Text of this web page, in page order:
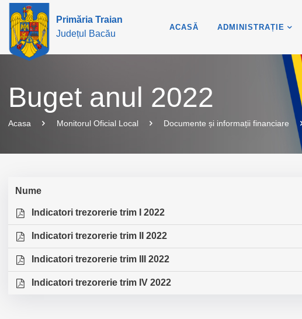
Primăria Traian
Județul Bacău
ACASĂ ADMINISTRAȚIE
Buget anul 2022
Acasa Monitorul Oficial Local Documente și informații financiare
Nume
Indicatori trezorerie trim I 2022
Indicatori trezorerie trim II 2022
Indicatori trezorerie trim III 2022
Indicatori trezorerie trim IV 2022